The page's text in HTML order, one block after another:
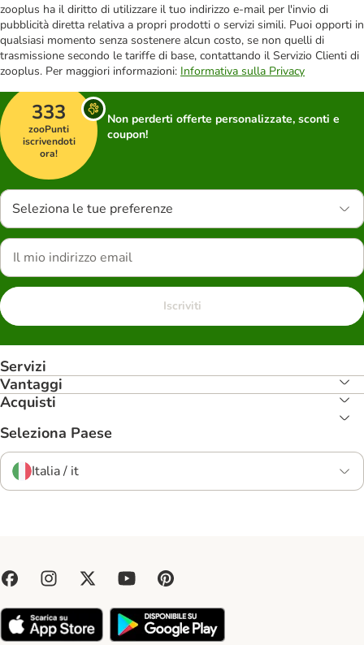
zooplus ha il diritto di utilizzare il tuo indirizzo e-mail per l'invio di
pubblicità diretta relativa a propri prodotti o servizi simili. Puoi opporti in
qualsiasi momento senza sostenere alcun costo, se non quelli di
trasmissione secondo le tariffe di base, contattando il Servizio Clienti di
zooplus. Per maggiori informazioni: Informativa sulla Privacy
333
zooPunti
iscrivendoti
ora!
Non perderti offerte personalizzate, sconti e
coupon!
Seleziona le tue preferenze
Iscriviti
Servizi
Vantaggi
Acquisti
Seleziona Paese
Italia / it